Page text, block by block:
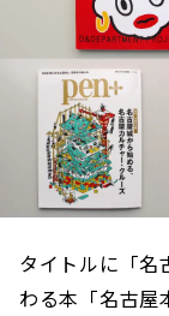
タイトルに「名
わる本「名古屋